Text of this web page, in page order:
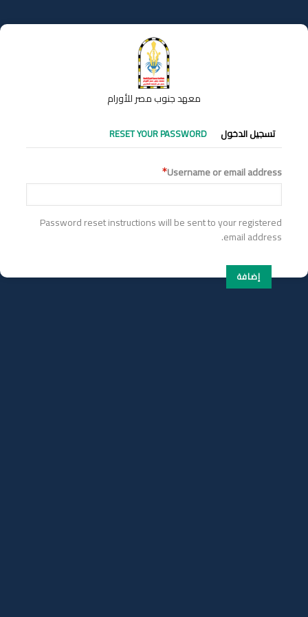
إلى
المحتوى
معهد جنوب مصر للأورام
التبويبات
الأساسية
تسجيل الدخول RESET YOUR PASSWORD
Username or email address
Password reset instructions will be sent to your registered
email address.